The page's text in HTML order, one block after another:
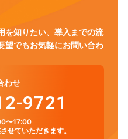
を知りたい、導入までの流
望でもお気軽にお問い合わ
わせ
9721
〜17:00
せていただきます。